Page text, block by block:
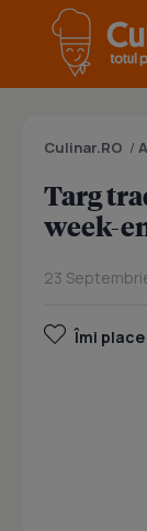
Culinar.RO /
Targ
week-
23
Îmi place